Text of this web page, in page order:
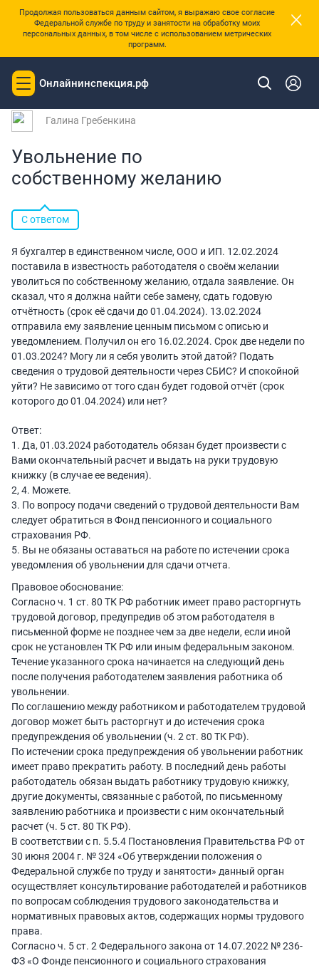
Продолжая пользоваться данным сайтом, я выражаю свое согласие
Федеральной службе по труду и занятости на обработку моих
персональных данных, в том числе с использованием метрических
программ.
×
Toggle
navigation
Онлайнинспекция.рф
Главная
Галина Гребенкина
Увольнение по
собственному желанию
С ответом
Я бухгалтер в единственном числе, ООО и ИП. 12.02.2024
поставила в известность работодателя о своём желании
уволиться по собственному желанию, отдала заявление. Он
сказал, что я должна найти себе замену, сдать годовую
отчётность (срок её сдачи до 01.04.2024). 13.02.2024
отправила ему заявление ценным письмом с описью и
уведомлением. Получил он его 16.02.2024. Срок две недели по
01.03.2024? Могу ли я себя уволить этой датой? Подать
сведения о трудовой деятельности через СБИС? И спокойной
уйти? Не зависимо от того сдан будет годовой отчёт (срок
которого до 01.04.2024) или нет?
Ответ:
1. Да, 01.03.2024 работодатель обязан будет произвести с
Вами окончательный расчет и выдать на руки трудовую
книжку (в случае ее ведения).
2, 4. Можете.
3. По вопросу подачи сведений о трудовой деятельности Вам
следует обратиться в Фонд пенсионного и социального
страхования РФ.
5. Вы не обязаны оставаться на работе по истечении срока
уведомления об увольнении для сдачи отчета.
Правовое обоснование:
Согласно ч. 1 ст. 80 ТК РФ работник имеет право расторгнуть
трудовой договор, предупредив об этом работодателя в
письменной форме не позднее чем за две недели, если иной
срок не установлен ТК РФ или иным федеральным законом.
Течение указанного срока начинается на следующий день
после получения работодателем заявления работника об
увольнении.
По соглашению между работником и работодателем трудовой
договор может быть расторгнут и до истечения срока
предупреждения об увольнении (ч. 2 ст. 80 ТК РФ).
По истечении срока предупреждения об увольнении работник
имеет право прекратить работу. В последний день работы
работодатель обязан выдать работнику трудовую книжку,
другие документы, связанные с работой, по письменному
заявлению работника и произвести с ним окончательный
расчет (ч. 5 ст. 80 ТК РФ).
В соответствии с п. 5.5.4 Постановления Правительства РФ от
30 июня 2004 г. № 324 «Об утверждении положения о
Федеральной службе по труду и занятости» данный орган
осуществляет консультирование работодателей и работников
по вопросам соблюдения трудового законодательства и
нормативных правовых актов, содержащих нормы трудового
права.
Согласно ч. 5 ст. 2 Федерального закона от 14.07.2022 № 236-
ФЗ «О Фонде пенсионного и социального страхования